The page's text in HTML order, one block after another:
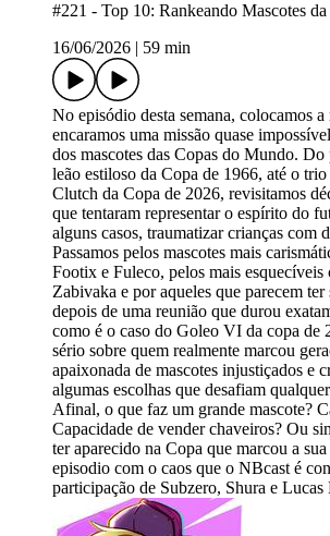
#221 - Top 10: Rankeando Mascotes
16/06/2026
59 min
No episódio desta semana, colocamos
encaramos uma missão quase
dos mascotes das Copas do Mundo.
leão estiloso da Copa de 1966, até o
Clutch da Copa de 2026, revisitamos
que tentaram representar o espírito do
alguns casos, traumatizar crianças com
Passamos pelos mascotes mais
Footix e Fuleco, pelos mais esquecíveis
Zabivaka e por aqueles que parecem
depois de uma reunião que durou
como é o caso do Goleo VI da copa de
sério sobre quem realmente marcou
apaixonada de mascotes injustiçados e
algumas escolhas que desafiam
Afinal, o que faz um grande mascote?
Capacidade de vender chaveiros? Ou
ter aparecido na Copa que marcou a
episodio com o caos que o NBcast é
participação de Subzero, Shura e Lucas